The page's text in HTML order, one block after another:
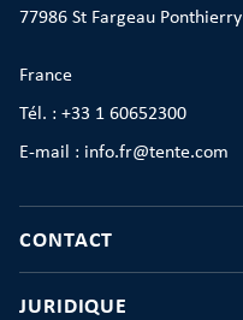
77986 St Fargeau Ponthierry
France
Tél. : +33 1 60652300
E-mail : info.fr@tente.com
CONTACT
JURIDIQUE